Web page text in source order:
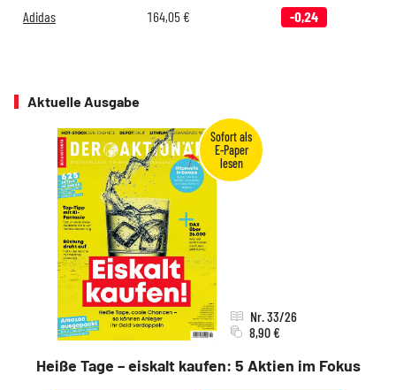
Adidas 164,05€ -0,24
Aktuelle Ausgabe
Heiße Tage – eiskalt kaufen: 5 Aktien im Fokus
Nr. 33/26
8,90 €